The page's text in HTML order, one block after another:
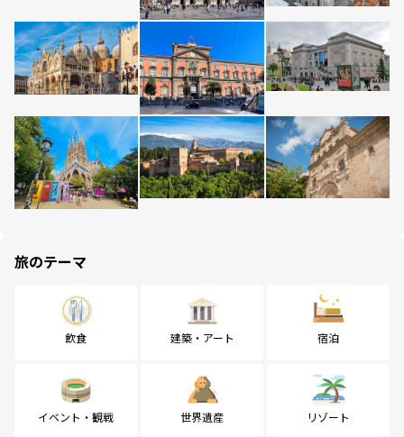
旅のテーマ
飲食 建築・アート 宿泊
イベント・観戦 世界遺産 リゾート